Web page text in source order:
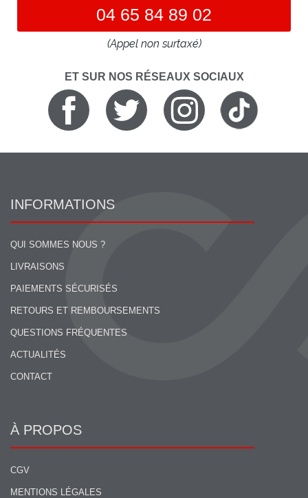
04 65 84 89 02
(Appel non surtaxé)
ET SUR NOS RÉSEAUX SOCIAUX
INFORMATIONS
QUI SOMMES NOUS ?
LIVRAISONS
PAIEMENTS SÉCURISÉS
RETOURS ET REMBOURSEMENTS
QUESTIONS FRÉQUENTES
ACTUALITÉS
CONTACT
À PROPOS
CGV
MENTIONS LÉGALES